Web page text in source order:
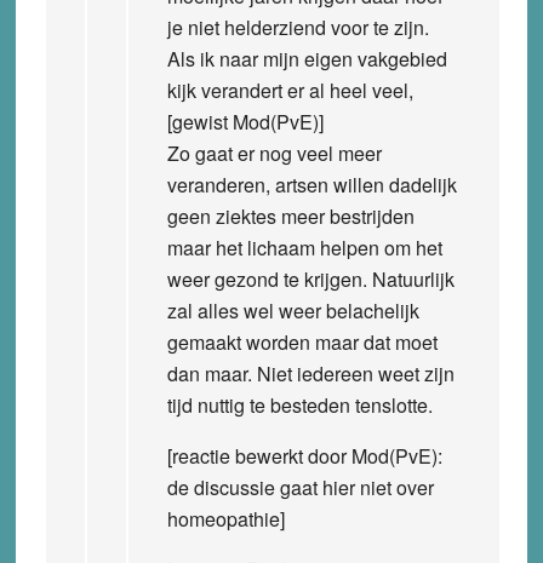
je niet helderziend voor te zijn.
Als ik naar mijn eigen vakgebied
kijk verandert er al heel veel,
[gewist Mod(PvE)]
Zo gaat er nog veel meer
veranderen, artsen willen dadelijk
geen ziektes meer bestrijden
maar het lichaam helpen om het
weer gezond te krijgen. Natuurlijk
zal alles wel weer belachelijk
gemaakt worden maar dat moet
dan maar. Niet iedereen weet zijn
tijd nuttig te besteden tenslotte.
[reactie bewerkt door Mod(PvE):
de discussie gaat hier niet over
homeopathie]